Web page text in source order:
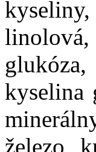
kyseliny,
glukóza,
kyselina
železo,